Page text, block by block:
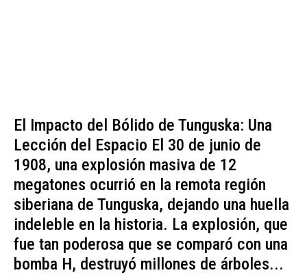
El Impacto del Bólido de Tunguska: Una
Lección del Espacio El 30 de junio de
1908, una explosión masiva de 12
megatones ocurrió en la remota región
siberiana de Tunguska, dejando una huella
indeleble en la historia. La explosión, que
fue tan poderosa que se comparó con una
bomba H, destruyó millones de árboles...